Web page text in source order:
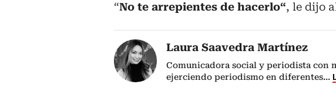
“No te arrepientes de hacerlo“, le dijo
Laura Saavedra Martínez
Comunicadora social y periodista con
ejerciendo periodismo en diferentes...